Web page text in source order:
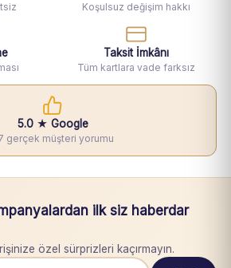
Koşulsuz değişim hakkı
Taksit İmkânı
Tüm kartlara vade farksız
5.0 ★ Google
gerçek müşteri yorumu
ilk siz haberdar
özel sürprizleri kaçırmayın.